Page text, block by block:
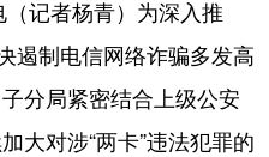
直播 无人机
记者杨青）为深入推
遏制电信网络诈骗多发高
分局紧密结合上级公安
大对涉“两卡”违法犯罪的